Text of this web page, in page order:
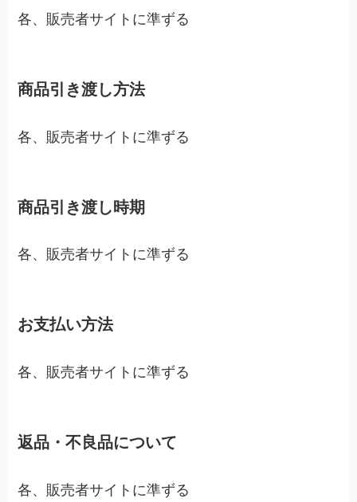
各、販売者サイトに準ずる
商品引き渡し方法
各、販売者サイトに準ずる
商品引き渡し時期
各、販売者サイトに準ずる
お支払い方法
各、販売者サイトに準ずる
返品・不良品について
各、販売者サイトに準ずる